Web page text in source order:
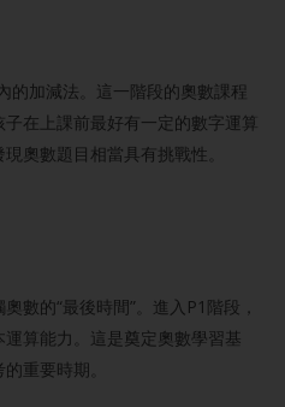
的加減法。這一階段的奧數課程
在上課前最好有一定的數字運算
奧數題目相當具有挑戰性。
數的“最後時間”。進入P1階段，
算能力。這是奠定奧數學習基
重要時期。